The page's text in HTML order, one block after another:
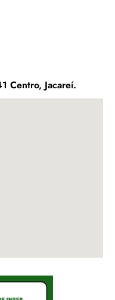
Centro, Jacareí.